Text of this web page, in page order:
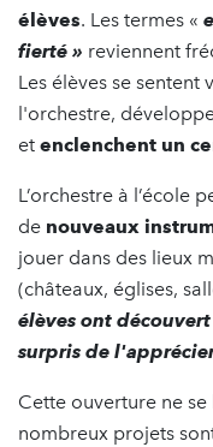
élèves. Les termes «
fierté » reviennent
Les élèves se
l'orchestre,
et enclenchent un
L’orchestre à l’école
de nouveaux
jouer dans des lieux
(châteaux, églises,
élèves ont
surpris de
Cette ouverture ne
nombreux projets